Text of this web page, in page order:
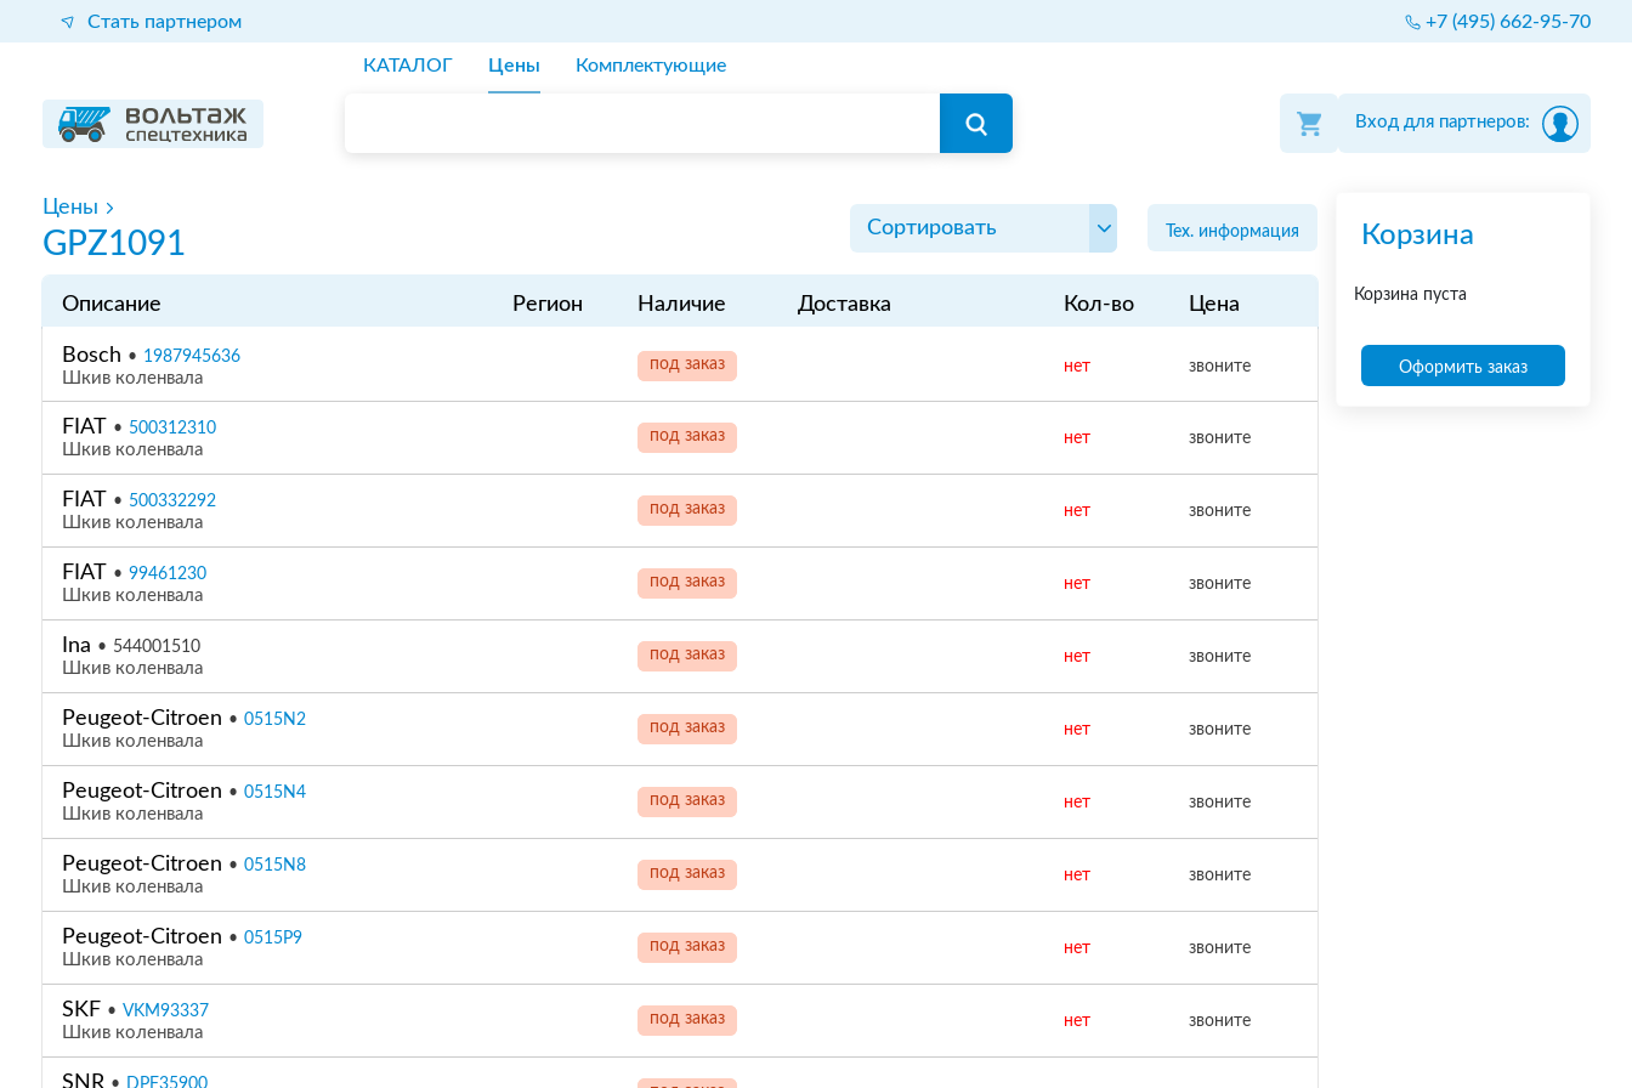
Стать партнером +7 (495) 662-95-70
КАТАЛОГ Цены Комплектующие
Вход для партнеров:
Цены
GPZ1091 Сортировать Тех. информация
Описание Регион Наличие Доставка Кол-во Цена
Bosch • 1987945636
Шкив коленвала
под заказ нет звоните
FIAT • 500312310
Шкив коленвала
под заказ нет звоните
FIAT • 500332292
Шкив коленвала
под заказ нет звоните
FIAT • 99461230
Шкив коленвала
под заказ нет звоните
Ina • 544001510
Шкив коленвала
под заказ нет звоните
Peugeot-Citroen • 0515N2
Шкив коленвала
под заказ нет звоните
Peugeot-Citroen • 0515N4
Шкив коленвала
под заказ нет звоните
Peugeot-Citroen • 0515N8
Шкив коленвала
под заказ нет звоните
Peugeot-Citroen • 0515P9
Шкив коленвала
под заказ нет звоните
SKF • VKM93337
Шкив коленвала
под заказ нет звоните
SNR • DPF35900
Корзина
Корзина пуста
Оформить заказ